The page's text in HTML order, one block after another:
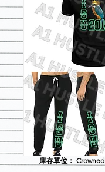
庫存單位：